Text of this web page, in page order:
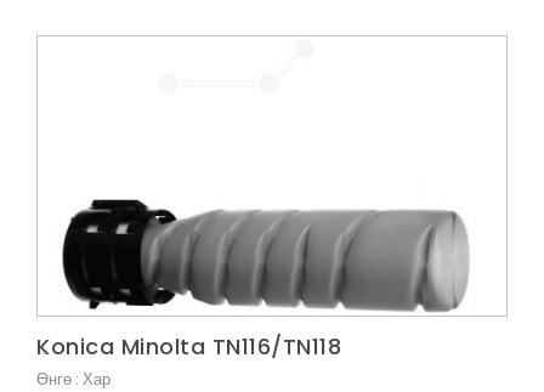
Харах
Konica Minolta TN116/TN118
Өнгө : Хар